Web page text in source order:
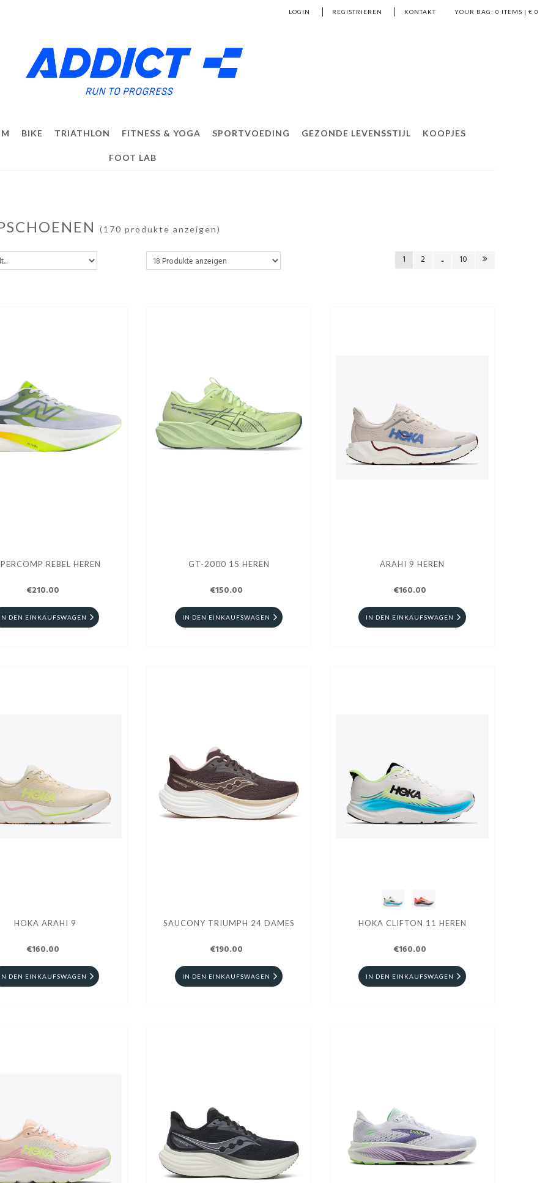
YOUR BAG: 0 ITEMS | € 0
LOGIN REGISTRIEREN KONTAKT
BIKE TRIATHLON FITNESS & YOGA SPORTVOEDING GEZONDE LEVENSSTIJL KOOPJES
FOOT LAB
(170 produkte anzeigen)
1 2 ... 10
REBEL HEREN
€210.00
DEN EINKAUFSWAGEN
GT-2000 15 HEREN
€150.00
IN DEN EINKAUFSWAGEN
ARAHI 9 HEREN
€160.00
IN DEN EINKAUFSWAGEN
HOKA ARAHI 9
€160.00
DEN EINKAUFSWAGEN
SAUCONY TRIUMPH 24 DAMES
€190.00
IN DEN EINKAUFSWAGEN
HOKA CLIFTON 11 HEREN
€160.00
IN DEN EINKAUFSWAGEN